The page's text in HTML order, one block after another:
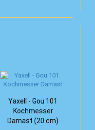
Yaxell - Gou 101
Kochmesser
Damast (20 cm)